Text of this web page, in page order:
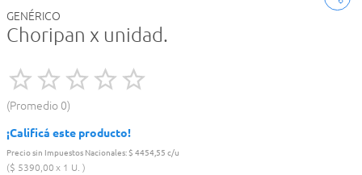
GENÉRICO
Choripan x unidad.
Promedio 0
¡Calificá este producto!
Precio sin Impuestos Nacionales:$ 4454,55 c/u
$ 5390,00 1 U.